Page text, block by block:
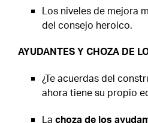
Los niveles de mejora
del consejo heroico.
AYUDANTES Y CHOZA DE
¿Te acuerdas del
ahora tiene su propio
La choza de los